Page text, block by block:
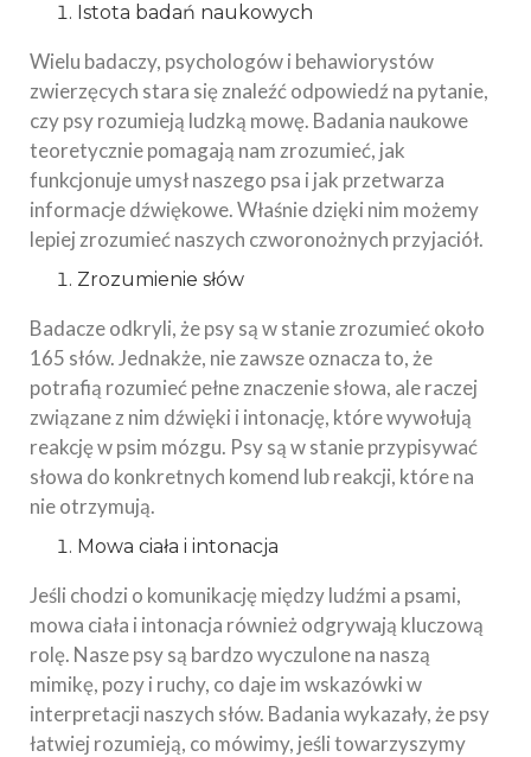
Istota badań naukowych
Wielu badaczy, psychologów i behawiorystów
zwierzęcych stara się znaleźć odpowiedź na pytanie,
czy psy rozumieją ludzką mowę. Badania naukowe
teoretycznie pomagają nam zrozumieć, jak
funkcjonuje umysł naszego psa i jak przetwarza
informacje dźwiękowe. Właśnie dzięki nim możemy
lepiej zrozumieć naszych czworonożnych przyjaciół.
Zrozumienie słów
Badacze odkryli, że psy są w stanie zrozumieć około
165 słów. Jednakże, nie zawsze oznacza to, że
potrafią rozumieć pełne znaczenie słowa, ale raczej
związane z nim dźwięki i intonację, które wywołują
reakcję w psim mózgu. Psy są w stanie przypisywać
słowa do konkretnych komend lub reakcji, które na
nie otrzymują.
Mowa ciała i intonacja
Jeśli chodzi o komunikację między ludźmi a psami,
mowa ciała i intonacja również odgrywają kluczową
rolę. Nasze psy są bardzo wyczulone na naszą
mimikę, pozy i ruchy, co daje im wskazówki w
interpretacji naszych słów. Badania wykazały, że psy
łatwiej rozumieją, co mówimy, jeśli towarzyszymy